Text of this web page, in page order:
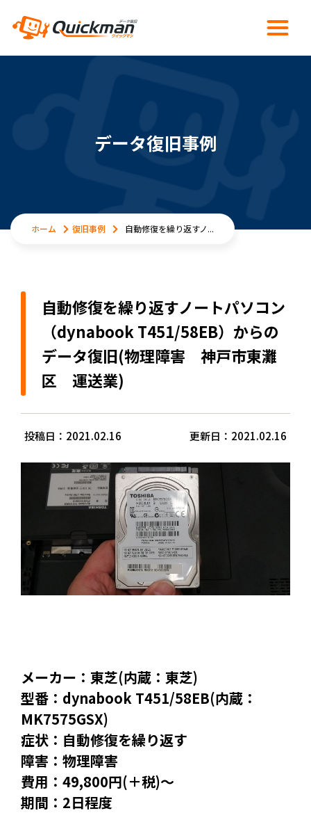
データ復旧事例
ホーム 復旧事例 自動修復を繰り返すノ...
自動修復を繰り返すノートパソコン
（dynabook T451/58EB）からの
データ復旧(物理障害 神戸市東灘
区 運送業)
投稿日：2021.02.16 更新日：2021.02.16
メーカー：東芝(内蔵：東芝)
型番：dynabook T451/58EB(内蔵：
MK7575GSX)
症状：自動修復を繰り返す
障害：物理障害
費用：49,800円(＋税)～
期間：2日程度